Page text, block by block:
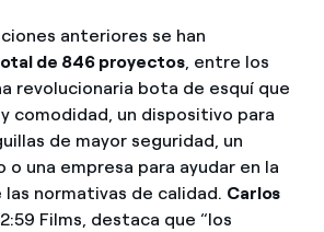
anteriores se han
de 846 proyectos, entre los
revolucionaria bota de esquí que
comodidad, un dispositivo para
de mayor seguridad, un
una empresa para ayudar en la
normativas de calidad. Carlos
Films, destaca que “los